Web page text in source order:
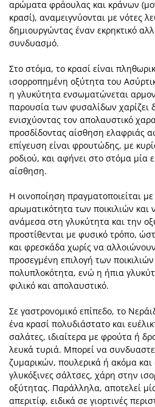
αρώματα φράουλας και κράνων
κρασί), αναμειγνύονται με νότες
δημιουργώντας έναν εκρηκτικό
συνδυασμό.
Στο στόμα, το κρασί είναι
ισορροπημένη οξύτητα του
η γλυκύτητα ενσωματώνεται
παρουσία των φυσαλίδων χαρίζει
ενισχύοντας τον απολαυστικό
προσδίδοντας αίσθηση ελαφριάς
επίγευση είναι φρουτώδης, με
ροδιού, και αφήνει στο στόμα μία
αίσθηση.
Η οινοποίηση πραγματοποιείται
αρωματικότητα των ποικιλιών και
ανάμεσα στη γλυκύτητα και την
προστίθενται με φυσικό τρόπο,
και φρεσκάδα χωρίς να
προσεγμένη επιλογή των
πολυπλοκότητα, ενώ η ήπια
φιλικό και απολαυστικό.
Σε γαστρονομικό επίπεδο, το
ένα κρασί πολυδιάστατο και
σαλάτες, ιδιαίτερα με φρούτα ή
λευκά τυριά. Μπορεί να
ζυμαρικών, πουλερικά ή ακόμα και
γλυκόξινες σάλτσες, χάρη στην
οξύτητας. Παράλληλα, αποτελεί
απεριτίφ, ειδικά σε γιορτινές